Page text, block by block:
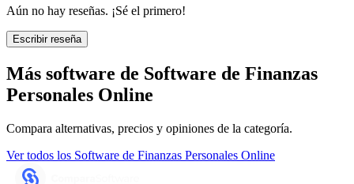
Aún no hay reseñas. ¡Sé el primero!
Escribir reseña
Más software de Software de Finanzas
Personales Online
Compara alternativas, precios y opiniones de la categoría.
Ver todos los Software de Finanzas Personales Online